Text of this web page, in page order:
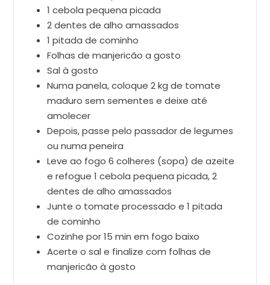
1 cebola pequena picada
2 dentes de alho amassados
1 pitada de cominho
Folhas de manjericão a gosto
Sal à gosto
Numa panela, coloque 2 kg de tomate
maduro sem sementes e deixe até
amolecer
Depois, passe pelo passador de legumes
ou numa peneira
Leve ao fogo 6 colheres (sopa) de azeite
e refogue 1 cebola pequena picada, 2
dentes de alho amassados
Junte o tomate processado e 1 pitada
de cominho
Cozinhe por 15 min em fogo baixo
Acerte o sal e finalize com folhas de
manjericão à gosto